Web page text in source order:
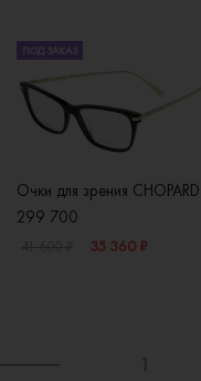
ПОД ЗАКАЗ
Очки для зрения CHOPARD
299 700
35 360 ₽